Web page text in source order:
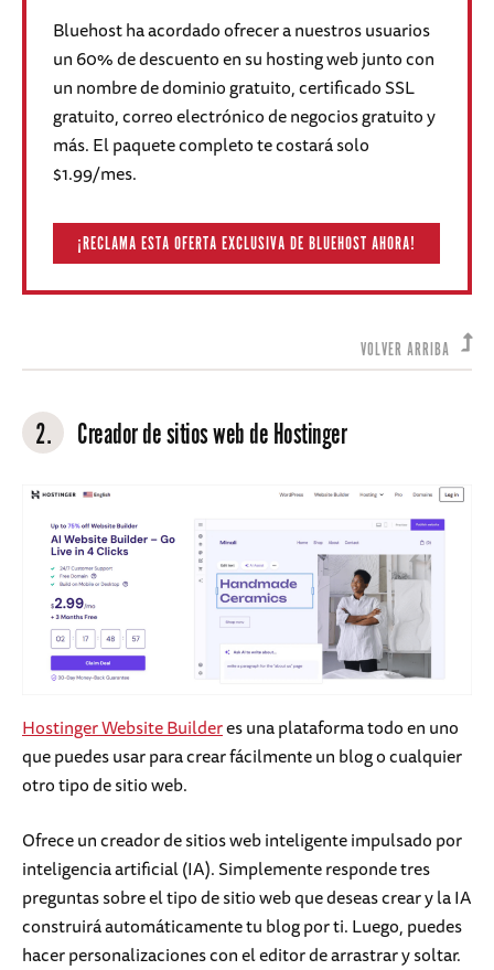
Bluehost ha acordado ofrecer a nuestros usuarios
un 60% de descuento en su hosting web junto con
un nombre de dominio gratuito, certificado SSL
gratuito, correo electrónico de negocios gratuito y
más. El paquete completo te costará solo
$1.99/mes.
¡RECLAMA ESTA OFERTA EXCLUSIVA DE BLUEHOST AHORA!
VOLVER ARRIBA
2. Creador de sitios web de Hostinger
Hostinger Website Builderes una plataforma todo en uno
que puedes usar para crear fácilmente un blog o cualquier
otro tipo de sitio web.
Ofrece un creador de sitios web inteligente impulsado por
inteligencia artificial (IA). Simplemente responde tres
preguntas sobre el tipo de sitio web que deseas crear y la IA
construirá automáticamente tu blog por ti. Luego, puedes
hacer personalizaciones con el editor de arrastrar y soltar.